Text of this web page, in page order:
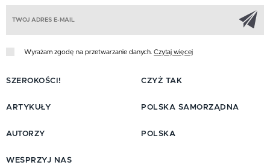
Wyrażam zgodę na przetwarzanie danych. Czytaj więcej
SZEROKOŚCI!
ARTYKUŁY
AUTORZY
CZYŻ TAK
POLSKA SAMORZĄDNA
POLSKA
WESPRZYJ NAS